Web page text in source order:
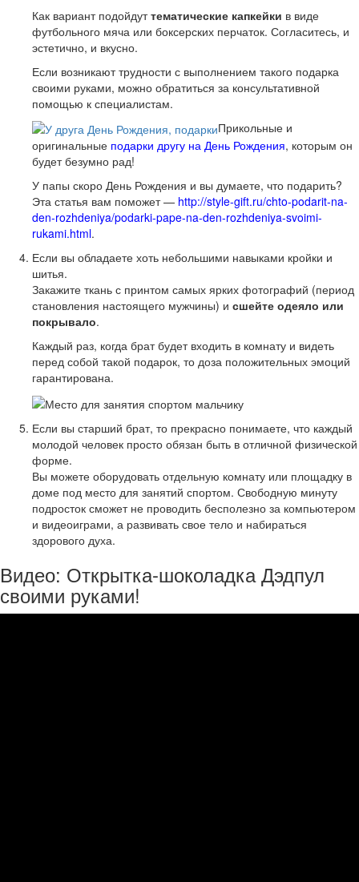
Как вариант подойдуттематические капкейки в виде
футбольного мяча или боксерских перчаток. Согласитесь, и
эстетично, и вкусно.
Если возникают трудности с выполнением такого подарка
своими руками, можно обратиться за консультативной
помощью к специалистам.
Прикольные и
оригинальные подарки другу на День Рождения, которым он
будет безумно рад!
У папы скоро День Рождения и вы думаете, что подарить?
Эта статья вам поможет — http://style-gift.ru/chto-podarit-na-
den-rozhdeniya/podarki-pape-na-den-rozhdeniya-svoimi-
rukami.html.
Если вы обладаете хоть небольшими навыками кройки и
шитья.
Закажите ткань с принтом самых ярких фотографий (период
становления настоящего мужчины) и сшейте одеяло или
покрывало.
Каждый раз, когда брат будет входить в комнату и видеть
перед собой такой подарок, то доза положительных эмоций
гарантирована.
Если вы старший брат, то прекрасно понимаете, что каждый
молодой человек просто обязан быть в отличной физической
форме.
Вы можете оборудовать отдельную комнату или площадку в
доме под место для занятий спортом. Свободную минуту
подросток сможет не проводить бесполезно за компьютером
и видеоиграми, а развивать свое тело и набираться
здорового духа.
Видео: Открытка-шоколадка Дэдпул
своими руками!